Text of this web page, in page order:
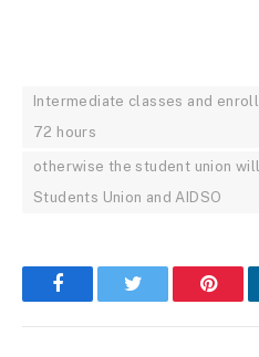
Intermediate classes and
72 hours
otherwise the student union
Students Union and AIDSO
FacebookTwitter